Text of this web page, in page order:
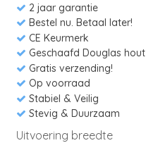
2 jaar garantie
Bestel nu. Betaal later!
CE Keurmerk
Geschaafd Douglas hout
Gratis verzending!
Op voorraad
Stabiel & Veilig
Stevig & Duurzaam
Uitvoering breedte